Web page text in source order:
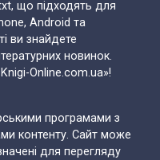
що підходять для
Android та
ви знайдете
новинок.
Online.com.ua»!
програмами з
контенту. Сайт може
для перегляду